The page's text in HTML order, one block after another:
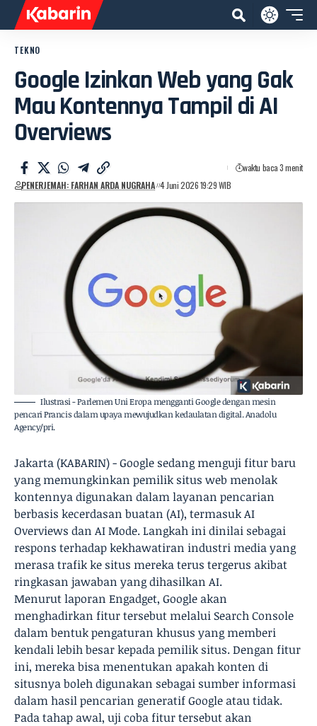
TEKNO
Google Izinkan Web yang Gak
Mau Kontennya Tampil di AI
Overviews
PENERJEMAH: FARHAN ARDA NUGRAHA 4 Juni 2026 19:29 WIB
waktu baca 3 menit
Ilustrasi - Parlemen Uni Eropa mengganti Google dengan mesin
pencari Prancis dalam upaya mewujudkan kedaulatan digital. Anadolu
Agency/pri.
Jakarta (KABARIN) - Google sedang menguji fitur baru
yang memungkinkan pemilik situs web menolak
kontennya digunakan dalam layanan pencarian
berbasis kecerdasan buatan (AI), termasuk AI
Overviews dan AI Mode. Langkah ini dinilai sebagai
respons terhadap kekhawatiran industri media yang
merasa trafik ke situs mereka terus tergerus akibat
ringkasan jawaban yang dihasilkan AI.
Menurut laporan Engadget, Google akan
menghadirkan fitur tersebut melalui Search Console
dalam bentuk pengaturan khusus yang memberi
kendali lebih besar kepada pemilik situs. Dengan fitur
ini, mereka bisa menentukan apakah konten di
situsnya boleh digunakan sebagai sumber informasi
dalam hasil pencarian generatif Google atau tidak.
Pada tahap awal, uji coba fitur tersebut akan